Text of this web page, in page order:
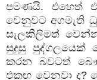
පමණයි. එහෙත්
වෙනුවට අගමැති
සැලකිලිමත්
සුදුසු පුද්ගලයෙක්
කරන බවටත්
එකඟ වෙනවා ද?